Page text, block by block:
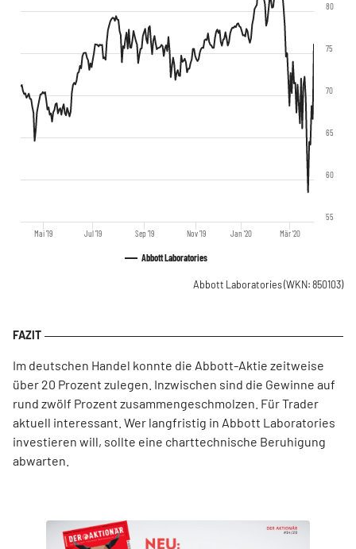
Abbott Laboratories
Mai '19 Jul '19 Sep '19 Nov '19 Jan '20 Mär '20
55
60
65
70
75
80
Abbott Laboratories(WKN: 850103)
Im deutschen Handel konnte die Abbott-Aktie zeitweise
über 20 Prozent zulegen. Inzwischen sind die Gewinne auf
rund zwölf Prozent zusammengeschmolzen. Für Trader
aktuell interessant. Wer langfristig in Abbott Laboratories
investieren will, sollte eine charttechnische Beruhigung
abwarten.